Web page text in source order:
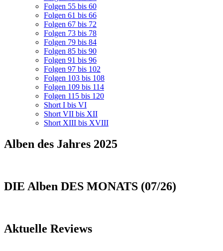
Folgen 55 bis 60
Folgen 61 bis 66
Folgen 67 bis 72
Folgen 73 bis 78
Folgen 79 bis 84
Folgen 85 bis 90
Folgen 91 bis 96
Folgen 97 bis 102
Folgen 103 bis 108
Folgen 109 bis 114
Folgen 115 bis 120
Short I bis VI
Short VII bis XII
Short XIII bis XVIII
Alben des Jahres 2025
DIE Alben DES MONATS (07/26)
Aktuelle Reviews